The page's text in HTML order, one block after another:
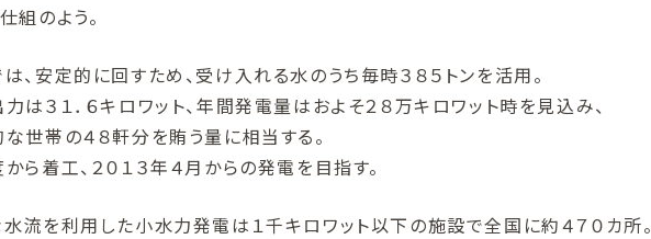
組のよう。
、安定的に回すため、受け入れる水のうち毎時３８５トンを活用。
は３１．６キロワット、年間発電量はおよそ２８万キロワット時を見込み、
世帯の４８軒分を賄う量に相当する。
ら着工、２０１３年４月からの発電を目指す。
流を利用した小水力発電は１千キロワット以下の施設で全国に約４７０カ所。